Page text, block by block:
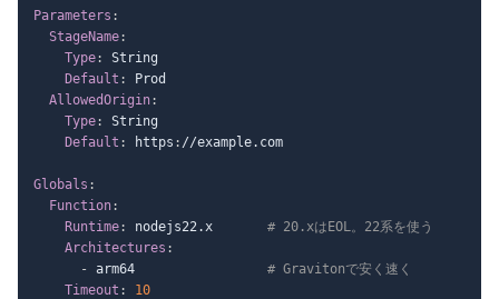
Parameters :
StageName:
Type:
String
Default :
Prod
AllowedOrigin:
Type:
String
Default : https : //example.com
Globals :
Function:
Runtime: nodejs22.x # 20.xはEOL。22系を使う
Architectures :
- arm64 # Gravitonで安く速く
Timeout :
10